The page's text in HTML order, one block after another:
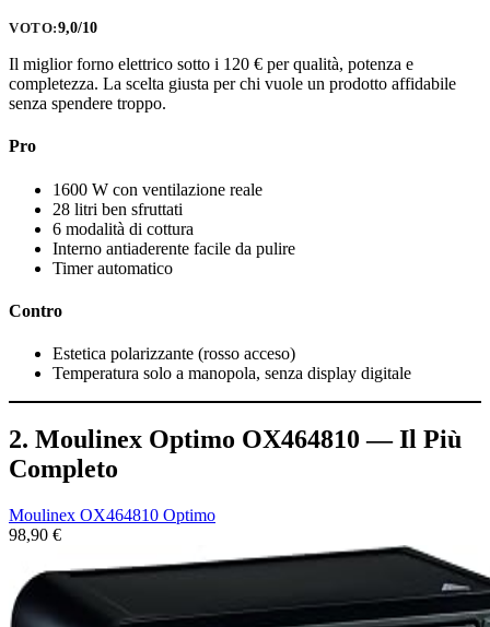
VOTO:9,0/10
Il miglior forno elettrico sotto i 120 € per qualità, potenza e
completezza. La scelta giusta per chi vuole un prodotto affidabile
senza spendere troppo.
Pro
1600 W con ventilazione reale
28 litri ben sfruttati
6 modalità di cottura
Interno antiaderente facile da pulire
Timer automatico
Contro
Estetica polarizzante (rosso acceso)
Temperatura solo a manopola, senza display digitale
2. Moulinex Optimo OX464810 — Il Più
Completo
Moulinex OX464810 Optimo
98,90 €